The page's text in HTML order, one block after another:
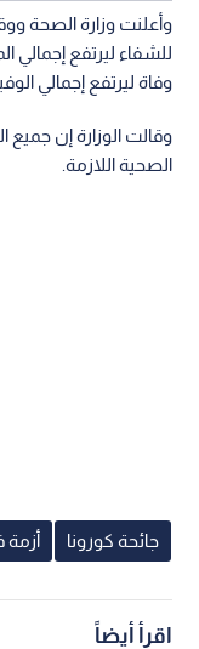
وفاة ليرتفع إجمالي
وقالت الوزارة إن جميع
الصحية اللازمة.
جائحة كورونا
اقرأ أيضاً